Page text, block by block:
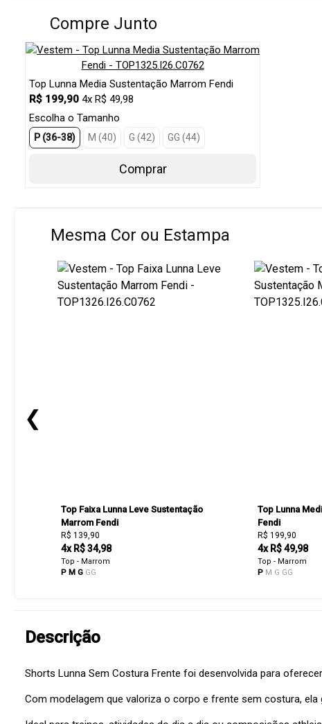
Compre Junto
Top Lunna Media Sustentação Marrom Fendi
R$ 199,90 4x R$ 49,98
Escolha o Tamanho
P (36-38) M (40) G (42) GG (44)
Comprar
Mesma Cor ou Estampa
❮
Top Faixa Lunna Leve Sustentação
Marrom Fendi
R$ 139,90
4x R$ 34,98
Top - Marrom
P M G GG
Top Lunna
Fendi
R$ 199,90
4x R$ 49,98
Top - Marrom
P M G GG
Descrição
Shorts Lunna Sem Costura Frente foi desenvolvida para
Com modelagem que valoriza o corpo e frente sem costura,